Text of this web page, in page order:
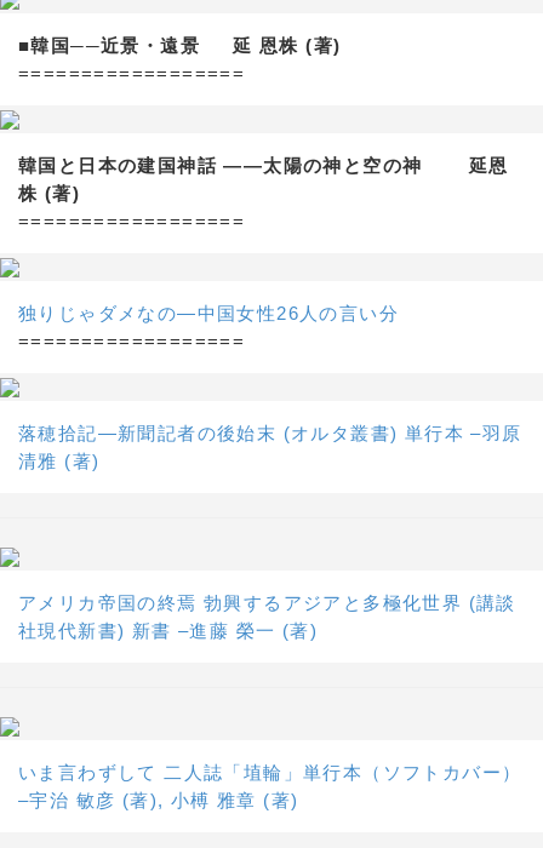
■韓国──近景・遠景 延 恩株 (著)
==================
韓国と日本の建国神話 ——太陽の神と空の神 延恩
株 (著)
==================
独りじゃダメなの―中国女性26人の言い分
==================
落穂拾記―新聞記者の後始末 (オルタ叢書) 単行本 –羽原
清雅 (著)
アメリカ帝国の終焉 勃興するアジアと多極化世界 (講談
社現代新書) 新書 –進藤 榮一 (著)
いま言わずして 二人誌「埴輪」単行本（ソフトカバー）
–宇治 敏彦 (著), 小榑 雅章 (著)